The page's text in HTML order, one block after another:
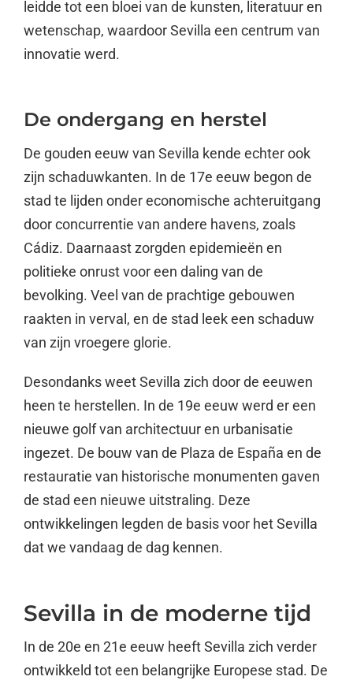
leidde tot een bloei van de kunsten, literatuur en
wetenschap, waardoor Sevilla een centrum van
innovatie werd.
De ondergang en herstel
De gouden eeuw van Sevilla kende echter ook
zijn schaduwkanten. In de 17e eeuw begon de
stad te lijden onder economische achteruitgang
door concurrentie van andere havens, zoals
Cádiz. Daarnaast zorgden epidemieën en
politieke onrust voor een daling van de
bevolking. Veel van de prachtige gebouwen
raakten in verval, en de stad leek een schaduw
van zijn vroegere glorie.
Desondanks weet Sevilla zich door de eeuwen
heen te herstellen. In de 19e eeuw werd er een
nieuwe golf van architectuur en urbanisatie
ingezet. De bouw van de Plaza de España en de
restauratie van historische monumenten gaven
de stad een nieuwe uitstraling. Deze
ontwikkelingen legden de basis voor het Sevilla
dat we vandaag de dag kennen.
Sevilla in de moderne tijd
In de 20e en 21e eeuw heeft Sevilla zich verder
ontwikkeld tot een belangrijke Europese stad. De